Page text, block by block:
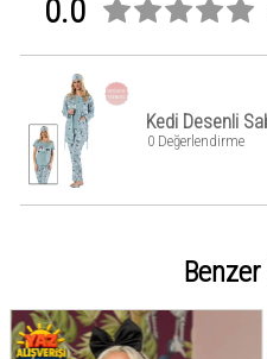
0.0
Kedi Desenli
0 Değerlendirme